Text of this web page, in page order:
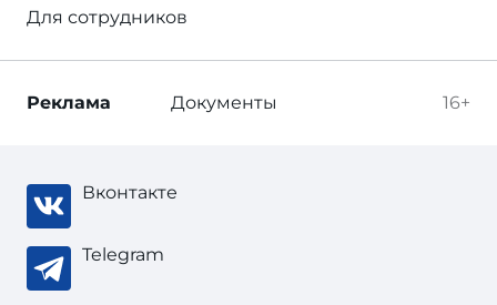
Для сотрудников
16+
Реклама Документы
Вконтакте
Telegram